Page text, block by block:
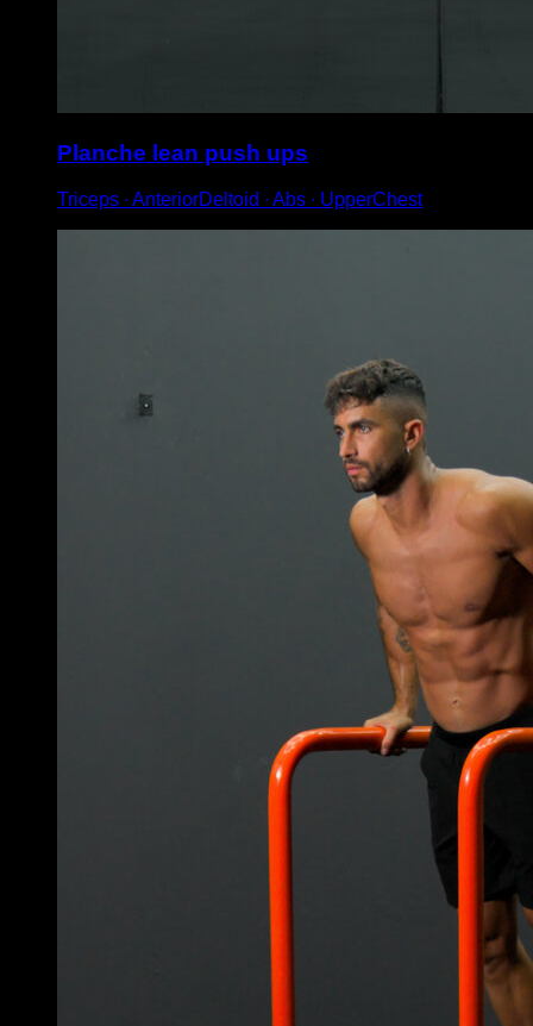
Planche lean push ups
Triceps ∙ AnteriorDeltoid ∙ Abs ∙ UpperChest